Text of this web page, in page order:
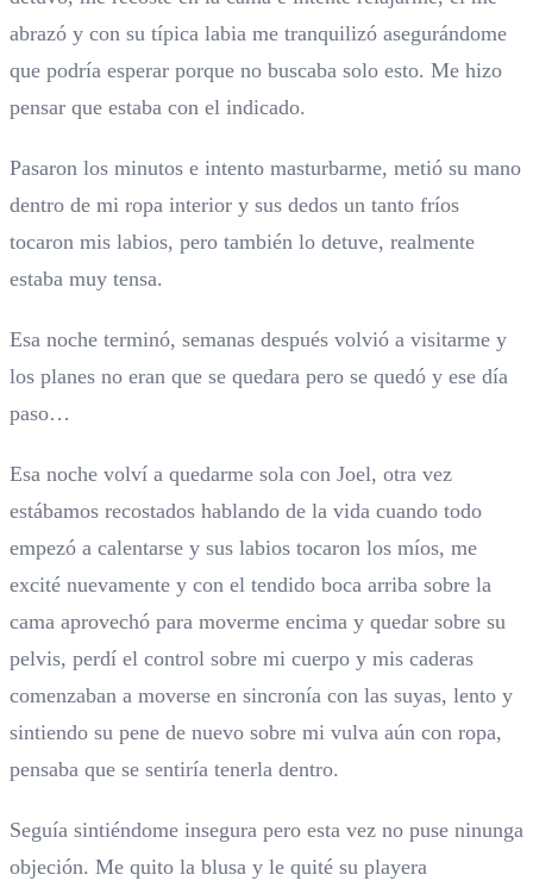
abrazó y con su típica labia me tranquilizó asegurándome
que podría esperar porque no buscaba solo esto. Me hizo
pensar que estaba con el indicado.
Pasaron los minutos e intento masturbarme, metió su mano
dentro de mi ropa interior y sus dedos un tanto fríos
tocaron mis labios, pero también lo detuve, realmente
estaba muy tensa.
Esa noche terminó, semanas después volvió a visitarme y
los planes no eran que se quedara pero se quedó y ese día
paso…
Esa noche volví a quedarme sola con Joel, otra vez
estábamos recostados hablando de la vida cuando todo
empezó a calentarse y sus labios tocaron los míos, me
excité nuevamente y con el tendido boca arriba sobre la
cama aprovechó para moverme encima y quedar sobre su
pelvis, perdí el control sobre mi cuerpo y mis caderas
comenzaban a moverse en sincronía con las suyas, lento y
sintiendo su pene de nuevo sobre mi vulva aún con ropa,
pensaba que se sentiría tenerla dentro.
Seguía sintiéndome insegura pero esta vez no puse ninunga
objeción. Me quito la blusa y le quité su playera